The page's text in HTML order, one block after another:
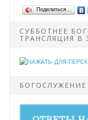
Поделиться…
СУББОТНЕЕ
ТРАНСЛЯЦИЯ В